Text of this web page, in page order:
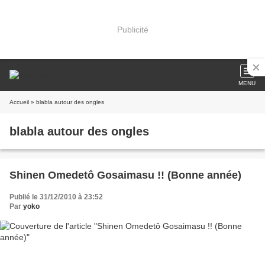
Publicité
MENU
Accueil » blabla autour des ongles
blabla autour des ongles
Shinen Omedetô Gosaimasu !! (Bonne année)
Publié le 31/12/2010 à 23:52
Par yoko